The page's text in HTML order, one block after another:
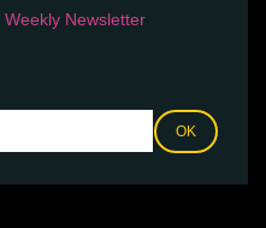
Weekly Newsletter
OK